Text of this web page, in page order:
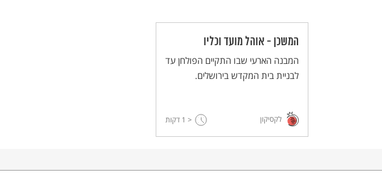
המשכן - אוהל מועד וכליו
המבנה הארעי שבו התקיים הפולחן עד
לבניית בית המקדש בירושלים.
לקסיקון < 1 דקות